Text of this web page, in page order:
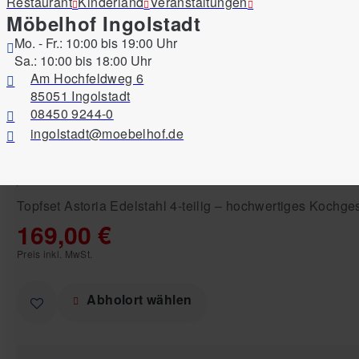
Möbelhof Ingolstadt
Mo. - Fr.: 10:00 bis 19:00 Uhr
Sa.: 10:00 bis 18:00 Uhr
Am Hochfeldweg 6
85051 Ingolstadt
08450 9244-0
ingolstadt@moebelhof.de
Produkte Haushalt
Topfset Astoria 4-teilig,
Artikel-Nr.:105993702
Topfset Astoria Edelstahl 4-teilig – hochwertiges
169,00 €
Preis inkl. MwSt.
Abholort wählen